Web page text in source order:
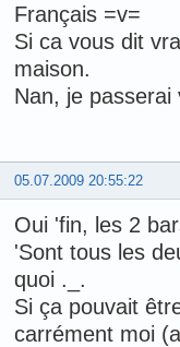
Français =v=
Si ca vous dit
maison.
Nan, je
05.07.2009 20:55:22
Oui 'fin, les 2
'Sont tous les
quoi ._.
Si ça pouvait
carrément moi